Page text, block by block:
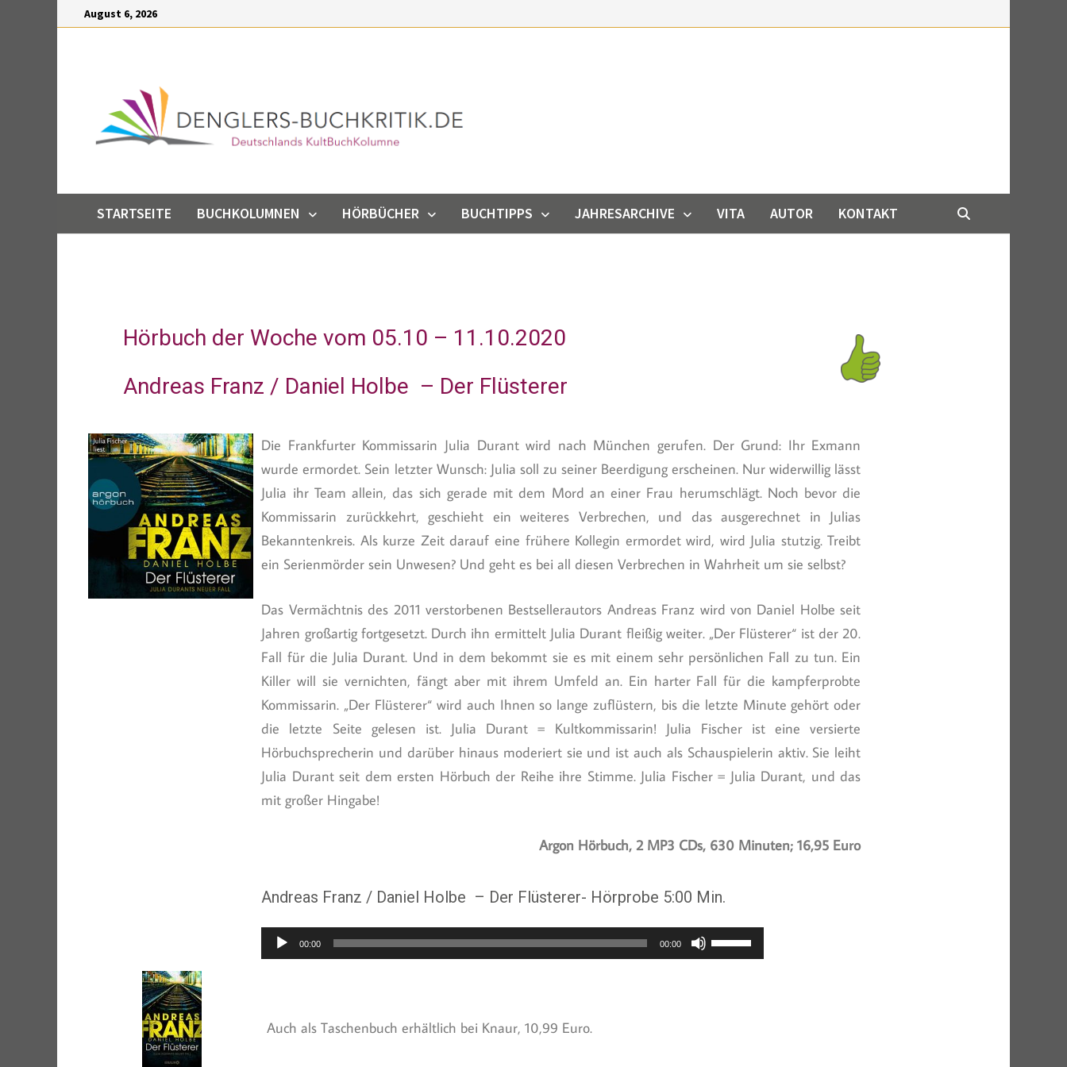
August 6, 2026
STARTSEITE BUCHKOLUMNEN HÖRBÜCHER BUCHTIPPS JAHRESARCHIVE VITA AUTOR KONTAKT
Hörbuch der Woche vom 05.10 – 11.10.2020
Andreas Franz / Daniel Holbe – Der Flüsterer
Die Frankfurter Kommissarin Julia Durant wird nach München gerufen. Der Grund: Ihr Exmann
wurde ermordet. Sein letzter Wunsch: Julia soll zu seiner Beerdigung erscheinen. Nur widerwillig lässt
Julia ihr Team allein, das sich gerade mit dem Mord an einer Frau herumschlägt. Noch bevor die
Kommissarin zurückkehrt, geschieht ein weiteres Verbrechen, und das ausgerechnet in Julias
Bekanntenkreis. Als kurze Zeit darauf eine frühere Kollegin ermordet wird, wird Julia stutzig. Treibt
ein Serienmörder sein Unwesen? Und geht es bei all diesen Verbrechen in Wahrheit um sie selbst?
Das Vermächtnis des 2011 verstorbenen Bestsellerautors Andreas Franz wird von Daniel Holbe seit
Jahren großartig fortgesetzt. Durch ihn ermittelt Julia Durant fleißig weiter. „Der Flüsterer“ ist der 20.
Fall für die Julia Durant. Und in dem bekommt sie es mit einem sehr persönlichen Fall zu tun. Ein
Killer will sie vernichten, fängt aber mit ihrem Umfeld an. Ein harter Fall für die kampferprobte
Kommissarin. „Der Flüsterer“ wird auch Ihnen so lange zuflüstern, bis die letzte Minute gehört oder
die letzte Seite gelesen ist. Julia Durant = Kultkommissarin! Julia Fischer ist eine versierte
Hörbuchsprecherin und darüber hinaus moderiert sie und ist auch als Schauspielerin aktiv. Sie leiht
Julia Durant seit dem ersten Hörbuch der Reihe ihre Stimme. Julia Fischer = Julia Durant, und das
mit großer Hingabe!
Argon Hörbuch, 2 MP3 CDs, 630 Minuten; 16,95 Euro
Andreas Franz / Daniel Holbe – Der Flüsterer- Hörprobe 5:00 Min.
Audio-
Player
00:00 00:00
Pfeiltasten
Hoch/Runter
Auch als Taschenbuch erhältlich bei Knaur, 10,99 Euro.